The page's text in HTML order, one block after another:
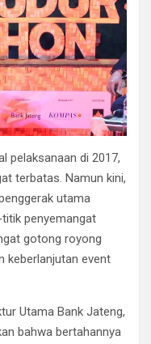
pelaksanaan di 2017,
terbatas. Namun kini,
utama
penyemangat
gotong royong
keberlanjutan event
Utama Bank Jateng,
bahwa bertahannya